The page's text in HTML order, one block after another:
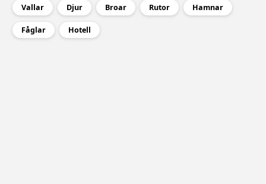
Vallar Djur Broar Rutor Hamnar
Fåglar Hotell